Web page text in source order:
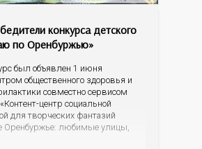
конкурса детского
по Оренбуржью»
был объявлен 1 июня
общественного здоровья и
совместно сервисом
центр социальной
для творческих фантазий
Оренбуржье: любимые улицы,